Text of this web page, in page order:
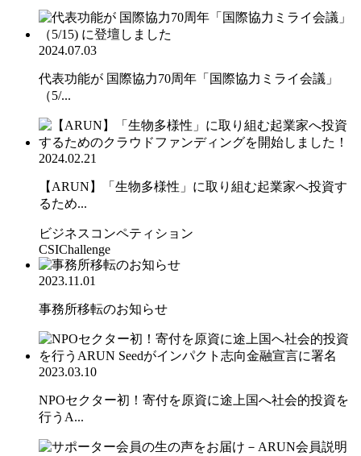
2024.07.03
代表功能が 国際協力70周年「国際協力ミライ会議」
（5/...
2024.02.21
【ARUN】「生物多様性」に取り組む起業家へ投資す
るため...
ビジネスコンペティション
CSIChallenge
2023.11.01
事務所移転のお知らせ
2023.03.10
NPOセクター初！寄付を原資に途上国へ社会的投資を
行うA...